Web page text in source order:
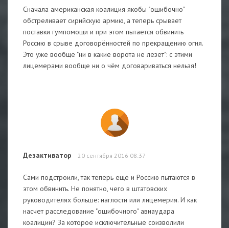
Сначала американская коалиция якобы "ошибочно"
обстреливает сирийскую армию, а теперь срывает
поставки гумпомощи и при этом пытается обвинить
Россию в срыве договорённостей по прекращению огня.
Это уже вообще "ни в какие ворота не лезет": с этими
лицемерами вообще ни о чём договариваться нельзя!
Дезактиватор 20 сентября 2016 08:37
Сами подстроили, так теперь еще и Россию пытаются в
этом обвинить. Не понятно, чего в штатовских
руководителях больше: наглости или лицемерия. И как
насчет расследование "ошибочного" авиаудара
коалиции? За которое исключительные соизволили